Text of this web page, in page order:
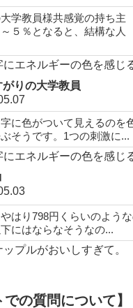
学教員様共感覚の持ち主
５％となると、結構な人
にエネルギーの色を感じ
がりの大学教員
に色がついて見えるのを
そうです。1つの刺激に...
にエネルギーの色を感じ
はり798円くらいのよう
にはならなそうなの...
プルがおいしすぎて。
での質問について】